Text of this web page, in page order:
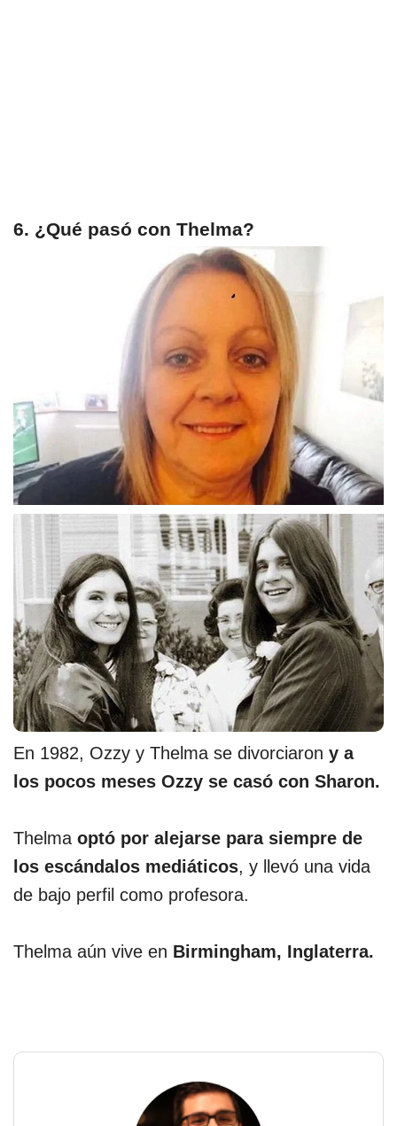
6. ¿Qué pasó con Thelma?
En 1982, Ozzy y Thelma se divorciaron y a
los pocos meses Ozzy se casó con Sharon.
Thelma optó por alejarse para siempre de
los escándalos mediáticos, y llevó una vida
de bajo perfil como profesora.
Thelma aún vive en Birmingham, Inglaterra.